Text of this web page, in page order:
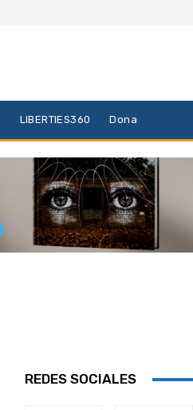
LIBERTIES360 Dona
REDES SOCIALES